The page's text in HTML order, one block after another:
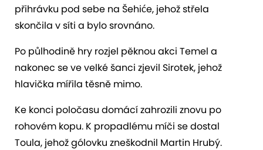
přihrávku pod sebe na Šehiće, jehož střela
skončila v síti a bylo srovnáno.
Po půlhodině hry rozjel pěknou akci Temel a
nakonec se ve velké šanci zjevil Sirotek, jehož
hlavička mířila těsně mimo.
Ke konci poločasu domácí zahrozili znovu po
rohovém kopu. K propadlému míči se dostal
Toula, jehož gólovku zneškodnil Martin Hrubý.